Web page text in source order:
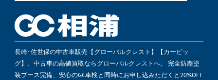
長崎･佐世保の中古車販売【グローバルクレスト】【カービッ
グ】、中古車の高値買取ならグローバルクレストへ。 完全防塵塗
装ブース完備、安心のGC車検と同時にお申し込みただくと20%OFF